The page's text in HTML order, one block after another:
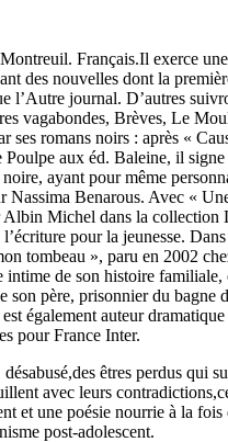
Français.Il exerce
des nouvelles dont la
l’Autre journal. D’autres
vagabondes, Brèves, Le
ses romans noirs : après «
aux éd. Baleine, il signe
ayant pour même
Nassima Benarous. Avec «
Albin Michel dans la collection
l’écriture pour la jeunesse.
tombeau », paru en 2002
de son histoire familiale,
son père, prisonnier du bagne
également auteur dramatique
pour France Inter.
êtres perdus qui
avec leurs
et une poésie nourrie à la fois
post-adolescent.